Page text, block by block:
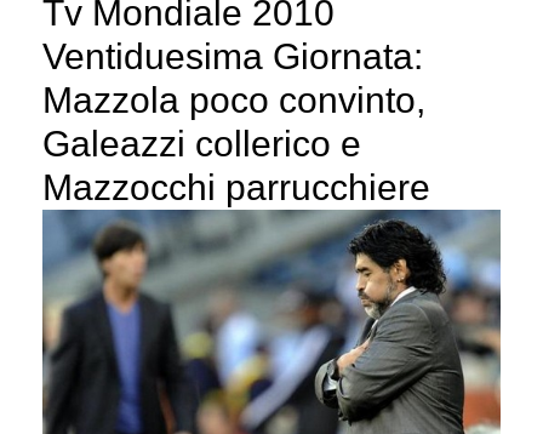
Tv Mondiale 2010
Ventiduesima Giornata:
Mazzola poco convinto,
Galeazzi collerico e
Mazzocchi parrucchiere